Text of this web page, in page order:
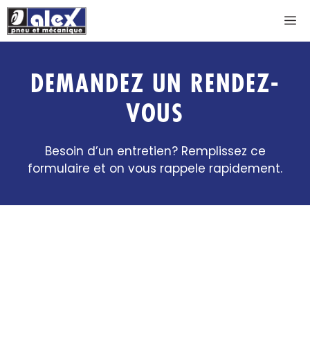
Aller
au
contenu
DEMANDEZ UN RENDEZ-
VOUS
Besoin d’un entretien? Remplissez ce
formulaire et on vous rappele rapidement.